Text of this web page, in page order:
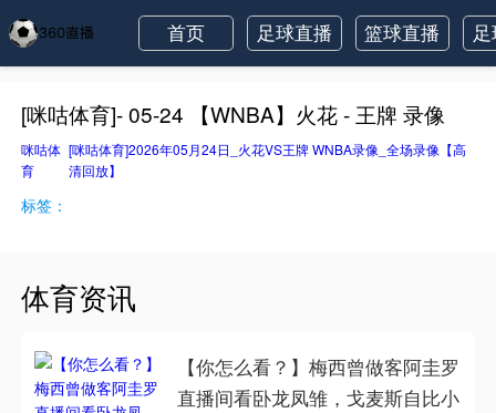
首页 足球直播 篮球直播
[咪咕体育]- 05-24 【WNBA】火花 - 王牌 录像
咪咕体
育
[咪咕体育]2026年05月24日_火花VS王牌 WNBA录像_全场录像【高
清回放】
标签：
体育资讯
【你怎么看？】梅西曾做客阿圭罗
直播间看卧龙凤雏，戈麦斯自比小